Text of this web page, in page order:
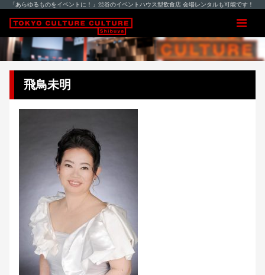
「あらゆるものをイベントに！」渋谷のイベントハウス型飲食店 会場レンタルも可能です！
飛鳥未明